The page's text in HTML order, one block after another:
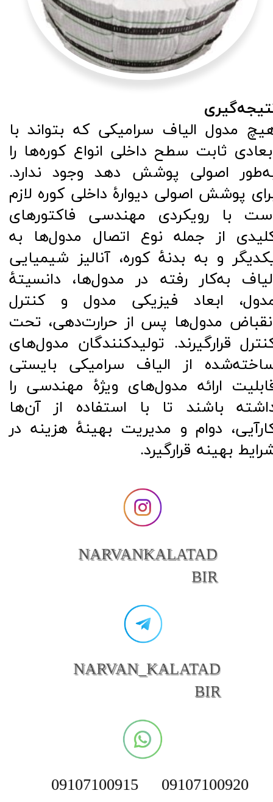
مدول الیاف سرامیکی که بتواند با
ثابت سطح داخلی انواع کوره‌ها را
اصولی پوشش دهد وجود ندارد.
پوشش اصولی دیوارۀ داخلی کوره لازم
با رویکردی مهندسی فاکتورهای
از جمله نوع اتصال مدول‌ها به
و به بدنۀ کوره، آنالیز شیمیایی
به‌کار رفته در مدول‌ها، دانسیتۀ
ابعاد فیزیکی مدول و کنترل
مدول‌ها پس از حرارت‌دهی، تحت
قرارگیرند. تولیدکنندگان مدول‌های
از الیاف سرامیکی بایستی
ارائه مدول‌های ویژۀ مهندسی را
باشند تا با استفاده از آن‌ها
دوام و مدیریت بهینۀ هزینه در
بهینه قرارگیرد.
NARVANKALATAD
BIR
NARVAN_KALATAD
BIR
09107100915 09107100920